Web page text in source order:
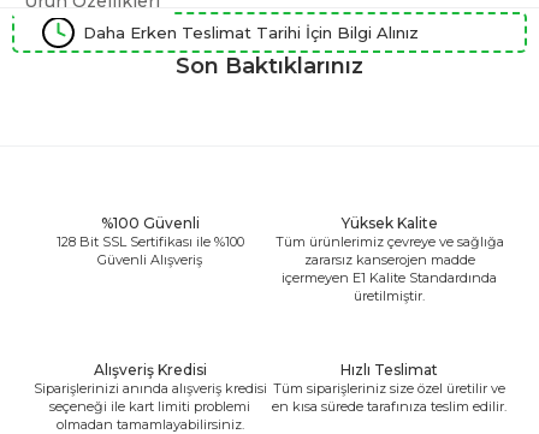
Daha Erken Teslimat Tarihi İçin Bilgi Alınız
Son Baktıklarınız
%100 Güvenli
128 Bit SSL Sertifikası ile %100
Güvenli Alışveriş
Yüksek Kalite
Tüm ürünlerimiz çevreye ve sağlığa
zararsız kanserojen madde
içermeyen E1 Kalite Standardında
üretilmiştir.
Alışveriş Kredisi
Siparişlerinizi anında alışveriş kredisi
seçeneği ile kart limiti problemi
olmadan tamamlayabilirsiniz.
Hızlı Teslimat
Tüm siparişleriniz size özel üretilir ve
en kısa sürede tarafınıza teslim edilir.